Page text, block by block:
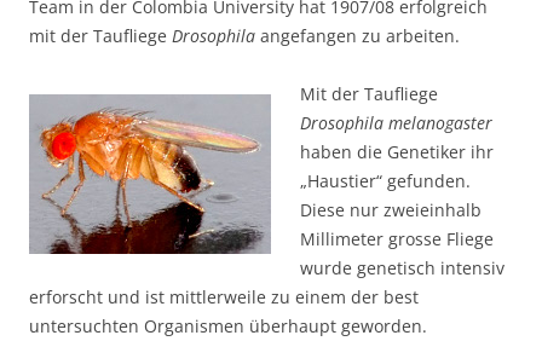
Team in der Colombia University hat 1907/08 erfolgreich
mit der Taufliege Drosophila angefangen zu arbeiten.
Mit der Taufliege
Drosophila melanogaster
haben die Genetiker ihr
„Haustier“ gefunden.
Diese nur zweieinhalb
Millimeter grosse Fliege
wurde genetisch intensiv
erforscht und ist mittlerweile zu einem der best
untersuchten Organismen überhaupt geworden.